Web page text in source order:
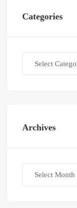
Categories
Archives